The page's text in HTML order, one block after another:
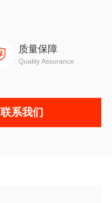
质量保障
Quality Assurance
联系我们